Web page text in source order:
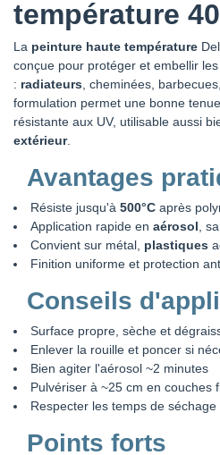
température
La peinture haute température
conçue pour protéger et embellir
: radiateurs , cheminées,
formulation permet une bonne
résistante aux UV, utilisable aussi
extérieur.
Avantages
Résiste jusqu'à 500°C après
Application rapide en aérosol ,
Convient sur métal, plastiques
Finition uniforme et protection
Conseils
Surface propre, sèche et
Enlever la rouille et poncer si
Bien agiter l'aérosol ~2 minutes
Pulvériser à ~25 cm en couches
Respecter les temps de
Points forts